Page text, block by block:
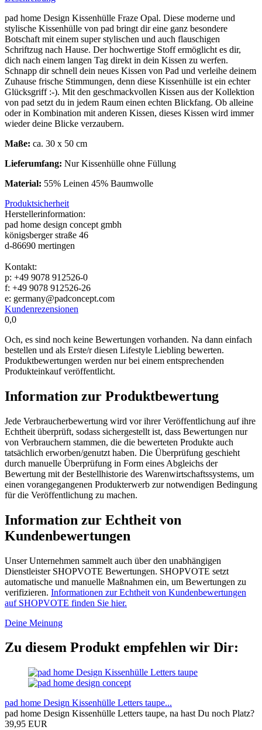
pad home Design Kissenhülle Fraze Opal. Diese moderne und
stylische Kissenhülle von pad bringt dir eine ganz besondere
Botschaft mit einem super stylischen und auch flauschigen
Schriftzug nach Hause. Der hochwertige Stoff ermöglicht es dir,
dich nach einem langen Tag direkt in dein Kissen zu werfen.
Schnapp dir schnell dein neues Kissen von Pad und verleihe deinem
Zuhause frische Stimmungen, denn diese Kissenhülle ist ein echter
Glücksgriff :-). Mit den geschmackvollen Kissen aus der Kollektion
von pad setzt du in jedem Raum einen echten Blickfang. Ob alleine
oder in Kombination mit anderen Kissen, dieses Kissen wird immer
wieder deine Blicke verzaubern.
Maße: ca. 30 x 50 cm
Lieferumfang: Nur Kissenhülle ohne Füllung
Material: 55% Leinen 45% Baumwolle
Produktsicherheit
Herstellerinformation:
pad home design concept gmbh
königsberger straße 46
d-86690 mertingen
Kontakt:
p: +49 9078 912526-0
f: +49 9078 912526-26
e: germany@padconcept.com
Kundenrezensionen
0,0
Och, es sind noch keine Bewertungen vorhanden. Na dann einfach
bestellen und als Erste/r diesen Lifestyle Liebling bewerten.
Produktbewertungen werden nur bei einem entsprechenden
Produkteinkauf veröffentlicht.
Information zur Produktbewertung
Jede Verbraucherbewertung wird vor ihrer Veröffentlichung auf ihre
Echtheit überprüft, sodass sichergestellt ist, dass Bewertungen nur
von Verbrauchern stammen, die die bewerteten Produkte auch
tatsächlich erworben/genutzt haben. Die Überprüfung geschieht
durch manuelle Überprüfung in Form eines Abgleichs der
Bewertung mit der Bestellhistorie des Warenwirtschaftssystems, um
einen vorangegangenen Produkterwerb zur notwendigen Bedingung
für die Veröffentlichung zu machen.
Information zur Echtheit von
Kundenbewertungen
Unser Unternehmen sammelt auch über den unabhängigen
Dienstleister SHOPVOTE Bewertungen. SHOPVOTE setzt
automatische und manuelle Maßnahmen ein, um Bewertungen zu
verifizieren. Informationen zur Echtheit von Kundenbewertungen
auf SHOPVOTE finden Sie hier.
Deine Meinung
Zu diesem Produkt empfehlen wir Dir:
pad home Design Kissenhülle Letters taupe...
pad home Design Kissenhülle Letters taupe, na hast Du noch Platz?
39,95 EUR